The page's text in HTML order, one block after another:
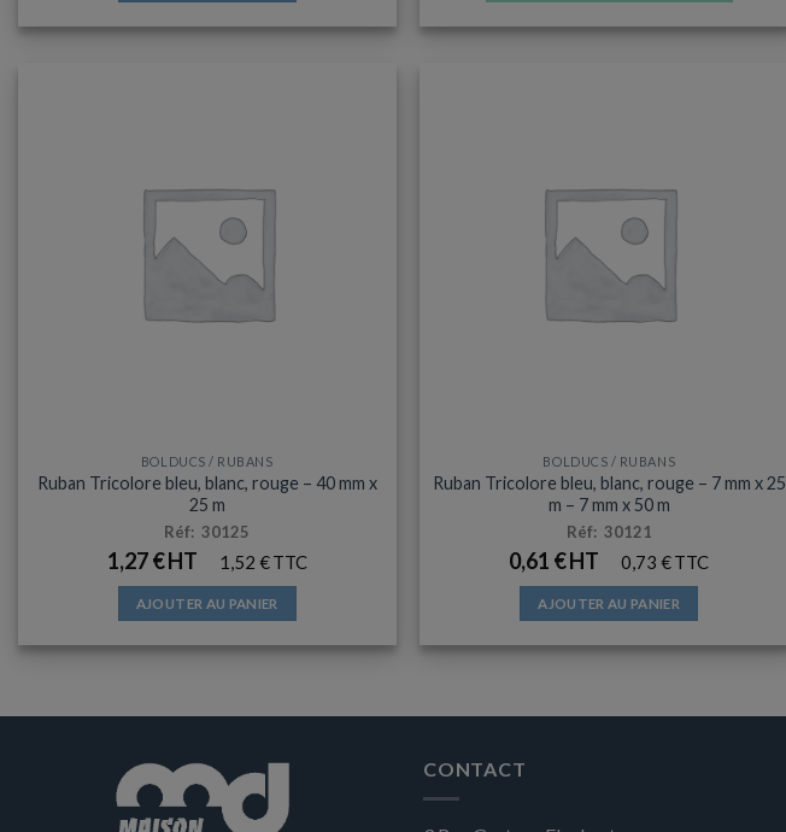
être
choisies
la
BOLDUCS / RUBANS
Ruban Tricolore bleu, blanc, rouge – 40 mm x
25 m
Réf: 30125
1,27€ 1,52 €
AJOUTER AU PANIER
BOLDUCS / RUBANS
Ruban Tricolore bleu, blanc, rouge – 7 mm x 25
m – 7 mm x 50 m
Réf: 30121
0,61 € 0,73€
AJOUTER AU PANIER
CONTACT